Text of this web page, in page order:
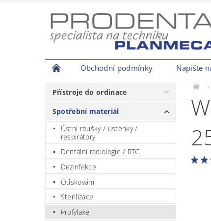
Obchodní podmínky Napište
Přístroje do ordinace
Spotřební materiál
Ústní roušky / ústenky /
respirátory
Dentální radiologie / RTG
Dezinfekce
Otiskování
Sterilizace
Profylaxe